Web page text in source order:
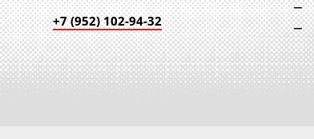
+7 (952) 102-94-32